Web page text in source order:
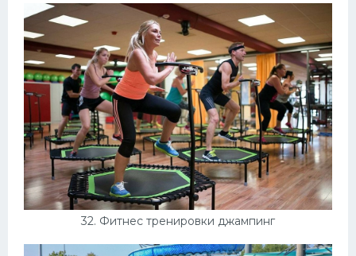
32. Фитнес тренировки джампинг